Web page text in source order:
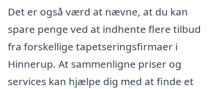
Det er også værd at nævne, at du kan
spare penge ved at indhente flere tilbud
fra forskellige tapetseringsfirmaer i
Hinnerup. At sammenligne priser og
services kan hjælpe dig med at finde et